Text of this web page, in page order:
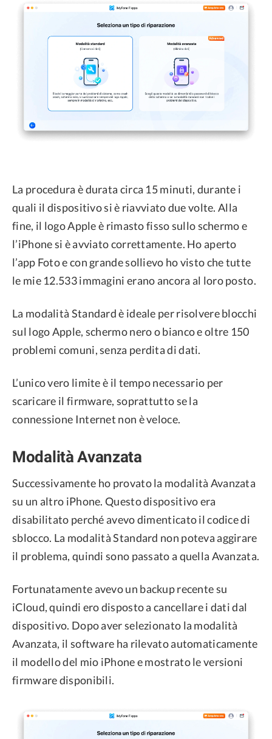
La procedura è durata circa 15 minuti, durante i
quali il dispositivo si è riavviato due volte. Alla
fine, il logo Apple è rimasto fisso sullo schermo e
l’iPhone si è avviato correttamente. Ho aperto
l’app Foto e con grande sollievo ho visto che tutte
le mie 12.533 immagini erano ancora al loro posto.
La modalità Standard è ideale per risolvere blocchi
sul logo Apple, schermo nero o bianco e oltre 150
problemi comuni, senza perdita di dati.
L’unico vero limite è il tempo necessario per
scaricare il firmware, soprattutto se la
connessione Internet non è veloce.
Modalità Avanzata
Successivamente ho provato la modalità Avanzata
su un altro iPhone. Questo dispositivo era
disabilitato perché avevo dimenticato il codice di
sblocco. La modalità Standard non poteva aggirare
il problema, quindi sono passato a quella Avanzata.
Fortunatamente avevo un backup recente su
iCloud, quindi ero disposto a cancellare i dati dal
dispositivo. Dopo aver selezionato la modalità
Avanzata, il software ha rilevato automaticamente
il modello del mio iPhone e mostrato le versioni
firmware disponibili.